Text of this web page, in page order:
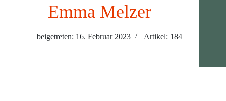
Emma Melzer
beigetreten: 16. Februar 2023 Artikel: 184